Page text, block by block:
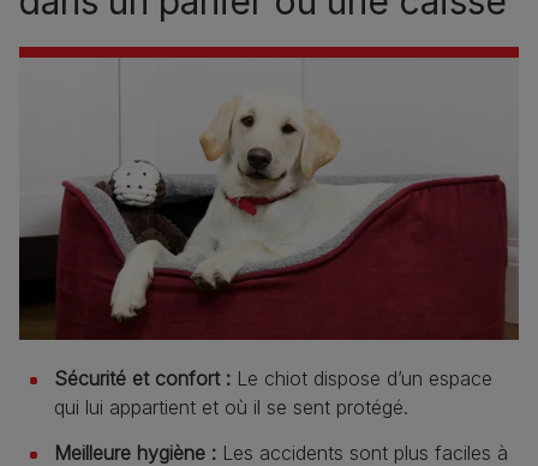
Sécurité et confort : Le chiot dispose d’un espace
qui lui appartient et où il se sent protégé.
Meilleure hygiène : Les accidents sont plus faciles à